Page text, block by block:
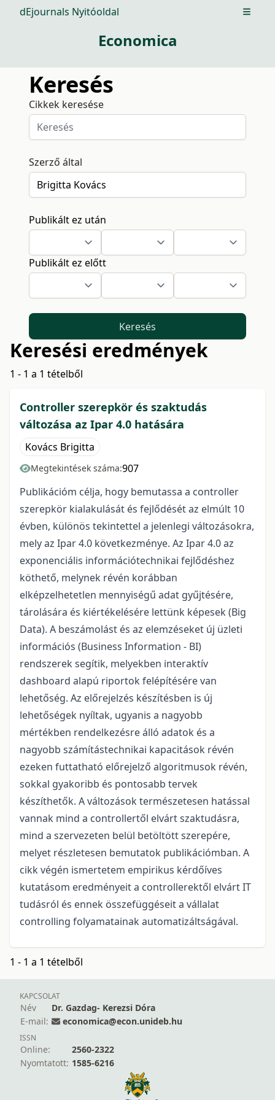
dEjournals Nyitóoldal Open
Economica
Keresés
Cikkek keresése
Szerző által
Publikált ez után
Publikált ez előtt
Keresés
Keresési eredmények
1 - 1 a 1 tételből
Controller szerepkör és szaktudás
változása az Ipar 4.0 hatására
Kovács Brigitta
Megtekintések száma:907
Publikációm célja, hogy bemutassa a controller
szerepkör kialakulását és fejlődését az elmúlt 10
évben, különös tekintettel a jelenlegi változásokra,
mely az Ipar 4.0 következménye. Az Ipar 4.0 az
exponenciális információtechnikai fejlődéshez
köthető, melynek révén korábban
elképzelhetetlen mennyiségű adat gyűjtésére,
tárolására és kiértékelésére lettünk képesek (Big
Data). A beszámolást és az elemzéseket új üzleti
információs (Business Information - BI)
rendszerek segítik, melyekben interaktív
dashboard alapú riportok felépítésére van
lehetőség. Az előrejelzés készítésben is új
lehetőségek nyíltak, ugyanis a nagyobb
mértékben rendelkezésre álló adatok és a
nagyobb számítástechnikai kapacitások révén
ezeken futtatható előrejelző algoritmusok révén,
sokkal gyakoribb és pontosabb tervek
készíthetők. A változások természetesen hatással
vannak mind a controllertől elvárt szaktudásra,
mind a szervezeten belül betöltött szerepére,
melyet részletesen bemutatok publikációmban. A
cikk végén ismertetem empirikus kérdőíves
kutatásom eredményeit a controllerektől elvárt IT
tudásról és ennek összefüggéseit a vállalat
controlling folyamatainak automatizáltságával.
1 - 1 a 1 tételből
KAPCSOLAT
Név
Dr. Gazdag- Kerezsi Dóra
E-mail:
economica@econ.unideb.hu
ISSN
Online:
2560-2322
Nyomtatott: 1585-6216